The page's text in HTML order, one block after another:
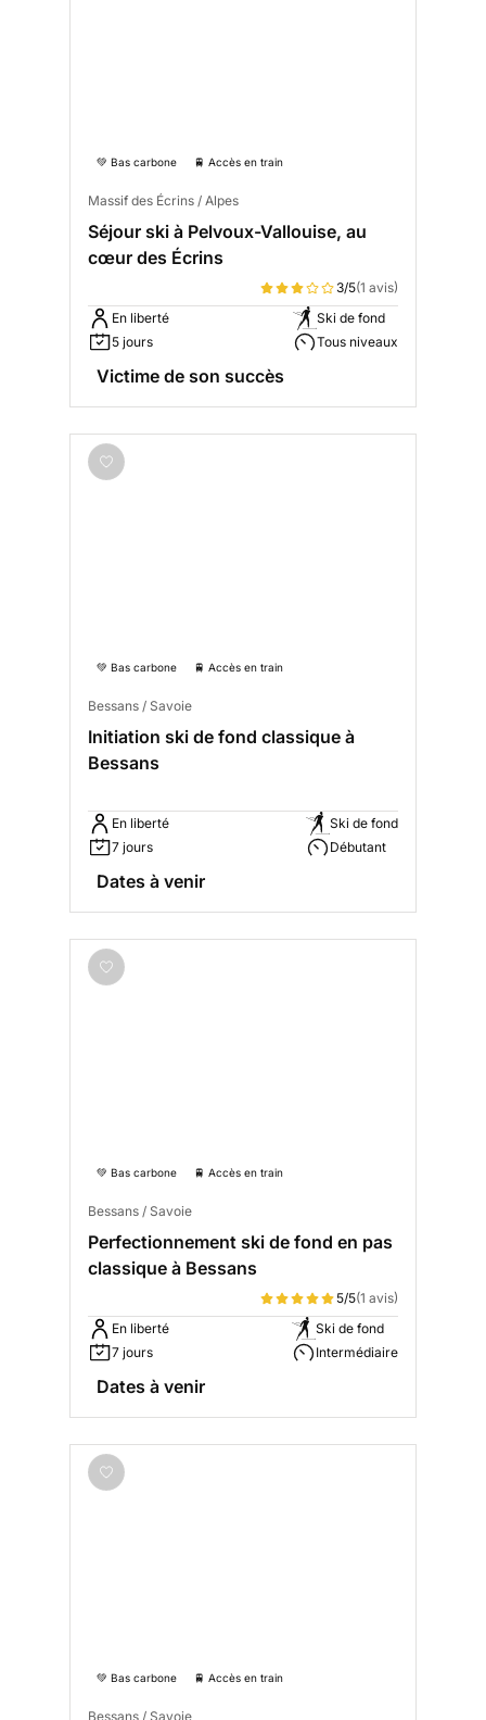
💚 Bas carbone 🚆 Accès en train
Massif des Écrins / Alpes
Séjour ski à Pelvoux-Vallouise, au
cœur des Écrins
3/5(1 avis)
En liberté
5 jours
Ski de fond
Tous niveaux
Victime de son succès
💚 Bas carbone 🚆 Accès en train
Bessans / Savoie
Initiation ski de fond classique à
Bessans
En liberté
7 jours
Ski de fond
Débutant
Dates à venir
💚 Bas carbone 🚆 Accès en train
Bessans / Savoie
Perfectionnement ski de fond en pas
classique à Bessans
5/5(1 avis)
En liberté
7 jours
Ski de fond
Intermédiaire
Dates à venir
💚 Bas carbone 🚆 Accès en train
Bessans / Savoie